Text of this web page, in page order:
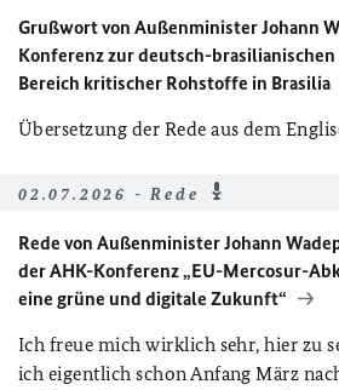
Grußwort von Außenminister Johann
Konferenz zur deutsch-
Bereich kritischer Rohstoffe in Brasilia
Übersetzung der Rede aus dem
02.07.2026 - Rede
Rede von Außenminister Johann
der AHK-Konferenz „EU-Mercosur-
eine grüne und digitale Zukunft“
Ich freue mich wirklich sehr, hier zu
ich eigentlich schon Anfang März